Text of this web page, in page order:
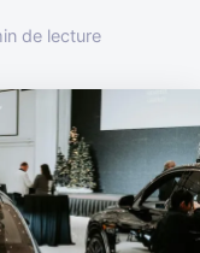
de lecture